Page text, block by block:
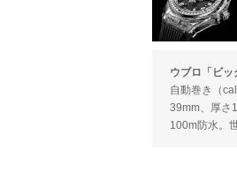
ウブロ「ビッ
自動巻き（
39mm、厚さ
100m防水。